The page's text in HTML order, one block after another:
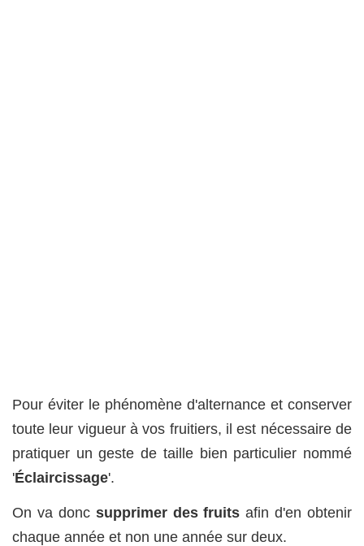
Pour éviter le phénomène d'alternance et conserver
toute leur vigueur à vos fruitiers, il est nécessaire de
pratiquer un geste de taille bien particulier nommé
'Éclaircissage'.
On va donc supprimer des fruits afin d'en obtenir
chaque année et non une année sur deux.